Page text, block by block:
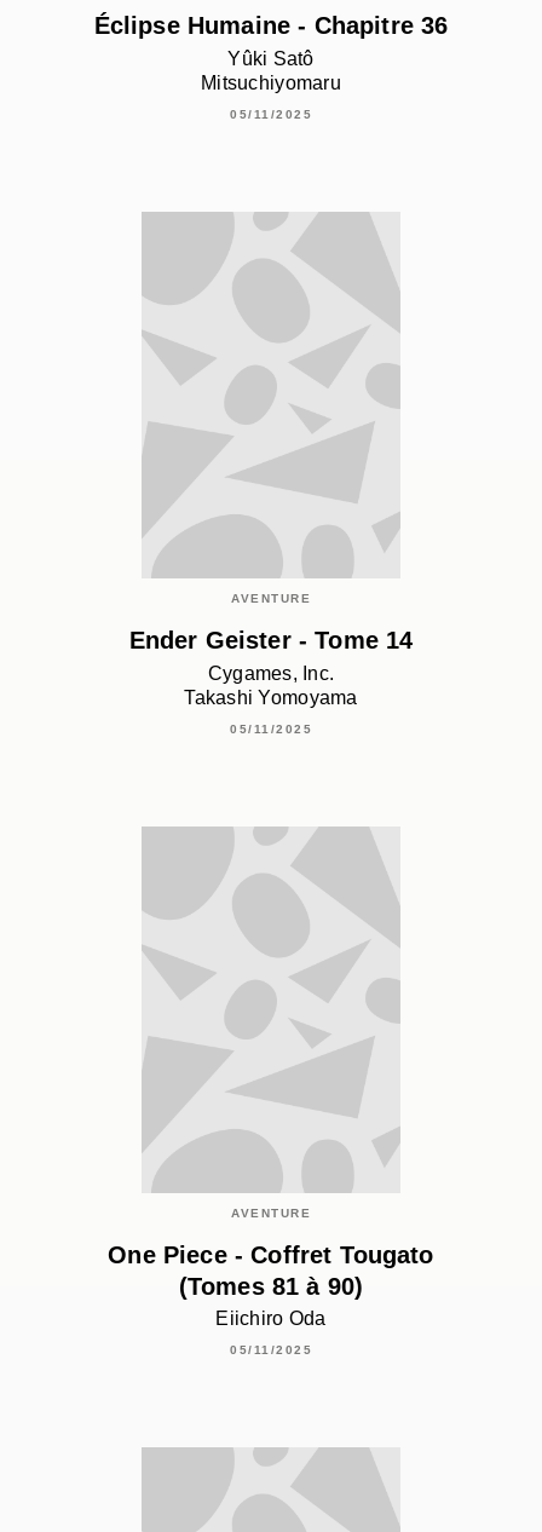
Éclipse Humaine - Chapitre 36
Yûki Satô
Mitsuchiyomaru
05/11/2025
AVENTURE
Ender Geister - Tome 14
Cygames, Inc.
Takashi Yomoyama
05/11/2025
AVENTURE
One Piece - Coffret Tougato
(Tomes 81 à 90)
Eiichiro Oda
05/11/2025